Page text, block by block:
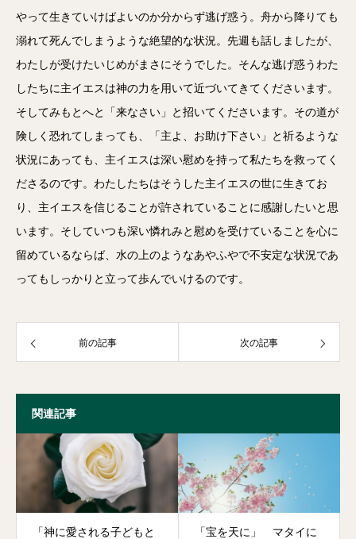
やって生きていけばよいのか分からず逃げ惑う。舟から降りても
溺れて死んでしまうような絶望的な状況。先週も話しましたが、
わたしが受けたいじめがまさにそうでした。そんな逃げ惑うわた
したちに主イエスは神の力を用いて近づいてきてくださいます。
そしてみもとへと「来なさい」と招いてくださいます。その道が
険しく恐れてしまっても、「主よ、お助け下さい」と祈るような
状況にあっても、主イエスは深い慰めを持って私たちを救ってく
ださるのです。わたしたちはそうした主イエスの世に生きてお
り、主イエスを信じることが許されていることに感謝したいと思
います。そしていつも深い憐れみと慰めを受けていることを心に
留めているならば、水の上のようなあやふやで不安定な状況であ
ってもしっかりと立って歩んでいけるのです。
前の記事 次の記事
関連記事
「神に愛される子どもと
「宝を天に」 マタイに